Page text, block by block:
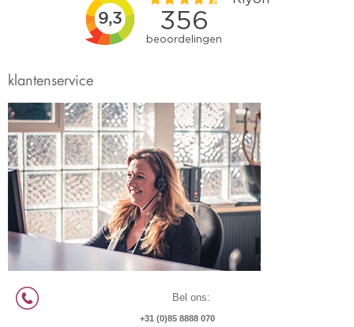
klantenservice
Bel ons:
+31 (0)85 8888 070